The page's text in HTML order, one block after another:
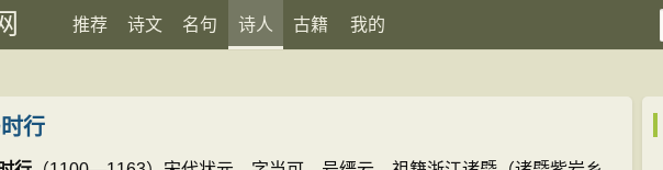
推荐 诗文 名句 诗人 古籍 我的
行